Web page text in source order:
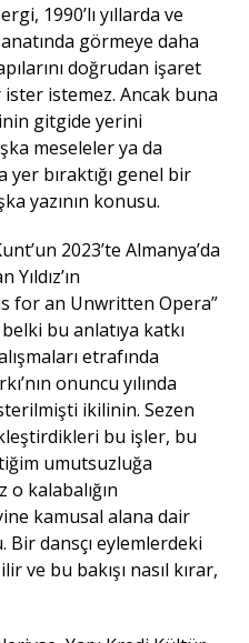
1990’lı yıllarda ve
görmeye daha
doğrudan işaret
istemez. Ancak buna
gitgide yerini
meseleler ya da
bıraktığı genel bir
yazının konusu.
2023’te Almanya’da
for an Unwritten Opera”
bu anlatıya katkı
etrafında
onuncu yılında
ikilinin. Sezen
bu işler, bu
umutsuzluğa
o kalabalığın
kamusal alana dair
Bir dansçı eylemlerdeki
ve bu bakışı nasıl kırar,